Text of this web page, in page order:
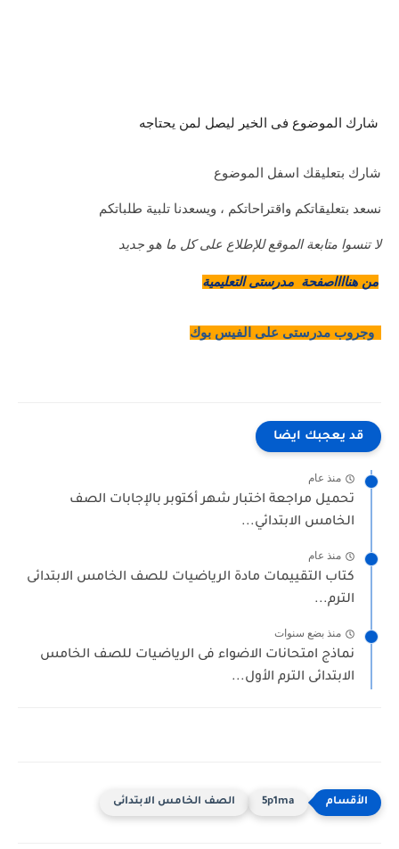
شارك الموضوع فى الخير ليصل لمن يحتاجه
شارك بتعليقك اسفل الموضوع
نسعد بتعليقاتكم واقتراحاتكم ، ويسعدنا تلبية طلباتكم
لا تنسوا متابعة الموقع للإطلاع على كل ما هو جديد
من هنااااصفحة مدرستى التعليمية
وجروب مدرستى على الفيس بوك
قد يعجبك ايضا
منذ عام
تحميل مراجعة اختبار شهر أكتوبر بالإجابات الصف
الخامس الابتدائي...
منذ عام
كتاب التقييمات مادة الرياضيات للصف الخامس الابتدائى
الترم...
منذ بضع سنوات
نماذج امتحانات الاضواء فى الرياضيات للصف الخامس
الابتدائى الترم الأول...
5p1ma الصف الخامس الابتدائى